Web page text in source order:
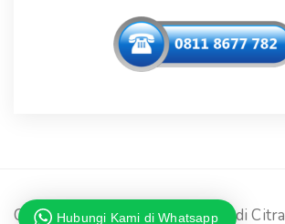
Copyright © 2026 - PT. Bumi Adi Citra
Hubungi Kami di Whatsapp